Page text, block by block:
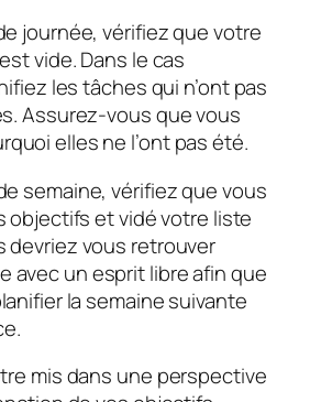
journée, vérifiez que votre
vide. Dans le cas
les tâches qui n’ont pas
Assurez-vous que vous
elles ne l’ont pas été.
semaine, vérifiez que vous
objectifs et vidé votre liste
devriez vous retrouver
avec un esprit libre afin que
la semaine suivante
mis dans une perspective